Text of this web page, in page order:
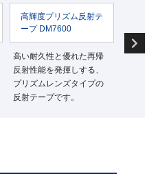
高輝度プリズム反射テ
ープ DM7600
高い耐久性と優れた再帰
反射性能を発揮しする、
プリズムレンズタイプの
反射テープです。
従来の反射